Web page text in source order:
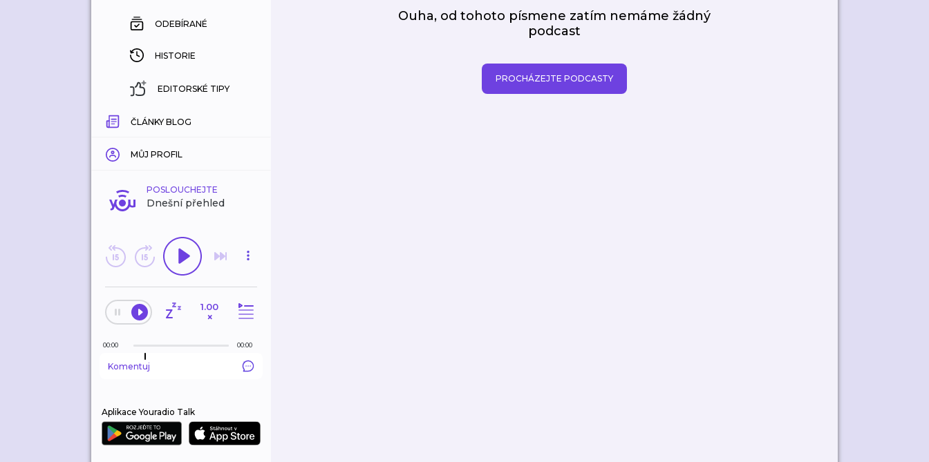
ODEBÍRANÉ
HISTORIE
EDITORSKÉ TIPY
ČLÁNKY BLOG
MŮJ PROFIL
POSLOUCHEJTE
Dnešní přehled
1.00
×
00:00 00:00
Komentuj
Aplikace Youradio Talk
Ouha, od tohoto písmene zatím nemáme žádný
podcast
PROCHÁZEJTE PODCASTY